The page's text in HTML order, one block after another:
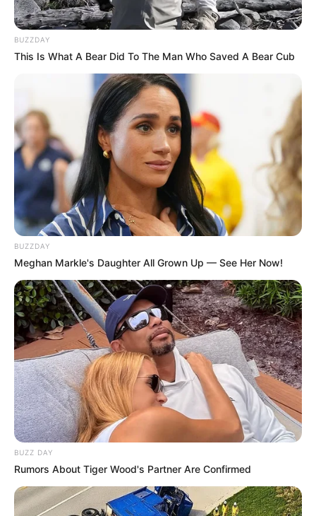
BUZZDAY
This Is What A Bear Did To The Man Who Saved A Bear Cub
BUZZDAY
Meghan Markle's Daughter All Grown Up — See Her Now!
BUZZ DAY
Rumors About Tiger Wood's Partner Are Confirmed